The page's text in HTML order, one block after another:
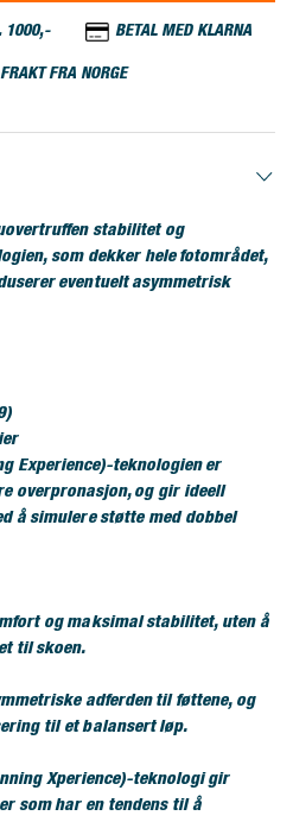
1000,- BETAL MED KLARNA
FRA NORGE
stabilitet og
som dekker hele fotområdet,
eventuelt asymmetrisk
Experience)-teknologien er
overpronasjon, og gir ideell
å simulere støtte med dobbel
og maksimal stabilitet, uten å
til skoen.
adferden til føttene, og
til et balansert løp.
Xperience)-teknologi gir
som har en tendens til å